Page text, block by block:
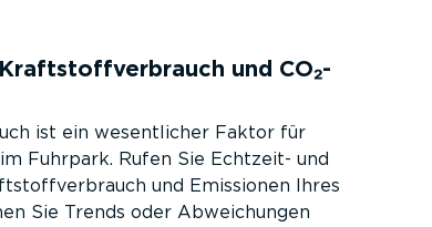
und CO₂-
ist ein wesent­licher Faktor für
Fuhrpark. Rufen Sie Echtzeit- und
und Emissionen Ihres
Sie Trends oder Abwei­chungen